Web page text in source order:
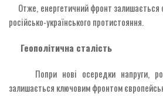
Отже, енергетичний фронт залишається
російсько-українського протистояння.
Геополітична сталість
Попри нові осередки напруги,
залишається ключовим фронтом